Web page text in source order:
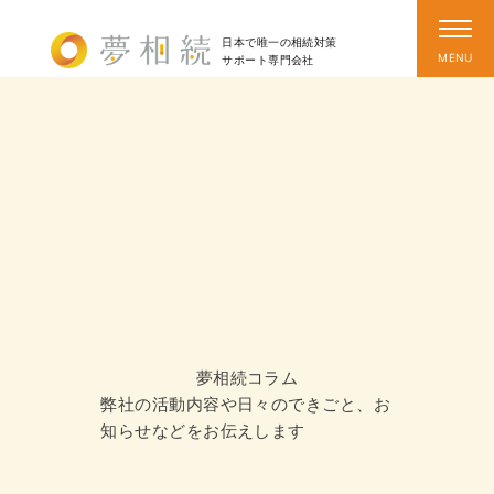
日本で唯一の相続対策
サポート専門会社
夢相続コラム
弊社の活動内容や日々のできごと、お
知らせなどをお伝えします